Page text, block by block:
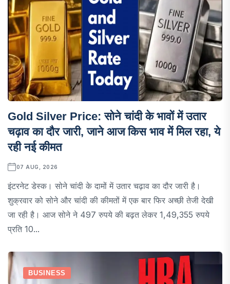
Gold Silver Price: सोने चांदी के भावों में उतार
चढ़ाव का दौर जारी, जाने आज किस भाव में मिल रहा, ये
रही नई कीमत
07 AUG, 2026
इंटरनेट डेस्क। सोने चांदी के दामों में उतार चढ़ाव का दौर जारी है।
शुक्रवार को सोने और चांदी की कीमतों में एक बार फिर अच्छी तेजी देखी
जा रही है। आज सोने ने 497 रुपये की बढ़त लेकर 1,49,355 रुपये
प्रति 10...
BUSINESS